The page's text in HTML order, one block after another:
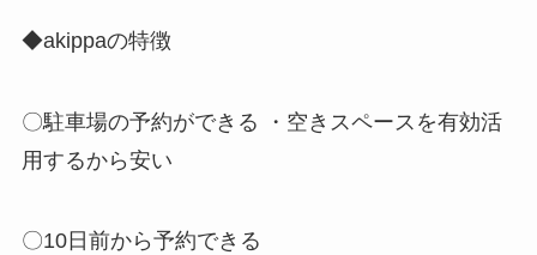
◆akippaの特徴
〇駐車場の予約ができる ・空きスペースを有効活
用するから安い
〇10日前から予約できる